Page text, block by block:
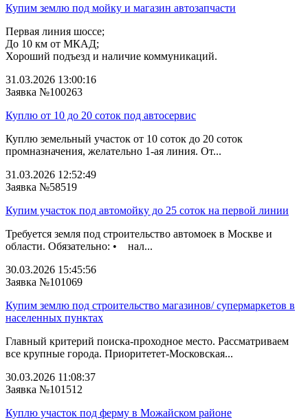
Купим землю под мойку и магазин автозапчасти
Первая линия шоссе;
До 10 км от МКАД;
Хороший подъезд и наличие коммуникаций.
31.03.2026 13:00:16
Заявка №100263
Куплю от 10 до 20 соток под автосервис
Куплю земельный участок от 10 соток до 20 соток
промназначения, желательно 1-ая линия. От...
31.03.2026 12:52:49
Заявка №58519
Купим участок под автомойку до 25 соток на первой линии
Требуется земля под строительство автомоек в Москве и
области. Обязательно: • нал...
30.03.2026 15:45:56
Заявка №101069
Купим землю под строительство магазинов/ супермаркетов в
населенных пунктах
Главный критерий поиска-проходное место. Рассматриваем
все крупные города. Приоритетет-Московская...
30.03.2026 11:08:37
Заявка №101512
Куплю участок под ферму в Можайском районе